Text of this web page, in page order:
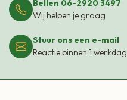
Bellen 06-2920 3497
Wij helpen je graag
Stuur ons een e-mail
Reactie binnen 1 werkdag